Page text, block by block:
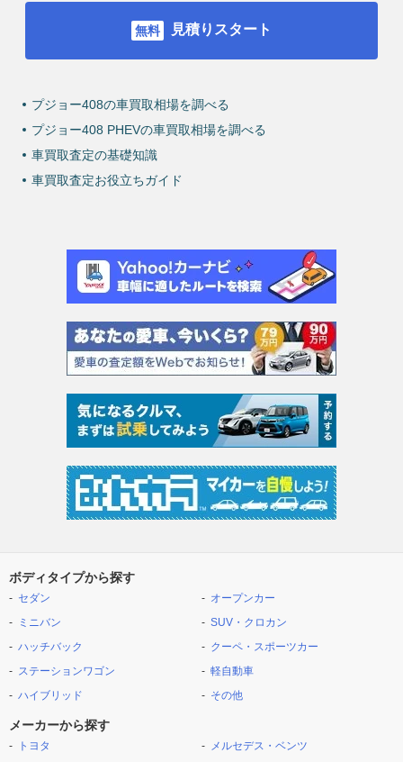
見積りスタート
プジョー408の車買取相場を調べる
プジョー408 PHEVの車買取相場を調べる
車買取査定の基礎知識
車買取査定お役立ちガイド
ボディタイプから探す
セダン
ミニバン
ハッチバック
ステーションワゴン
ハイブリッド
オープンカー
SUV・クロカン
クーペ・スポーツカー
軽自動車
その他
メーカーから探す
トヨタ
メルセデス・ベンツ